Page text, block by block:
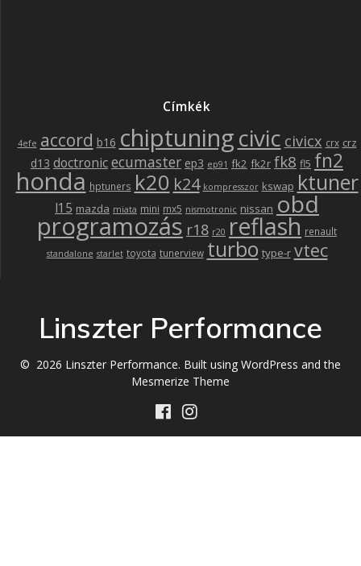
Címkék
4efe accord b16 chiptuningcivic civicx crx crz
d13 doctronicecumaster ep3 ep91 fk2 fk2r fk8 fl5 fn2
honda hptuners k20 k24 kompresszor kswap ktuner
l15 mazda miata mini mx5 nismotronic nissan obd
programozás r18 r20 reflash renault
standalone starlet toyota tunerview turbo type-r vtec
Linszter Performance
© 2026 Linszter Performance. Built using WordPress and the
Mesmerize Theme